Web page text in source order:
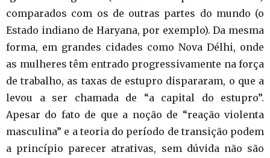
comparados com os de outras partes do mundo (o
Estado indiano de Haryana, por exemplo). Da mesma
forma, em grandes cidades como Nova Délhi, onde
as mulheres têm entrado progressivamente na força
de trabalho, as taxas de estupro dispararam, o que a
levou a ser chamada de “a capital do estupro”.
Apesar do fato de que a noção de “reação violenta
masculina” e a teoria do período de transição podem
a princípio parecer atrativas, sem dúvida não são